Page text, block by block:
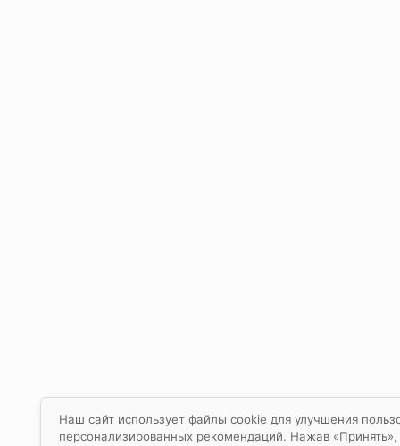
Наш сайт использует файлы cookie для улучшения
персонализированных рекомендаций. Нажав